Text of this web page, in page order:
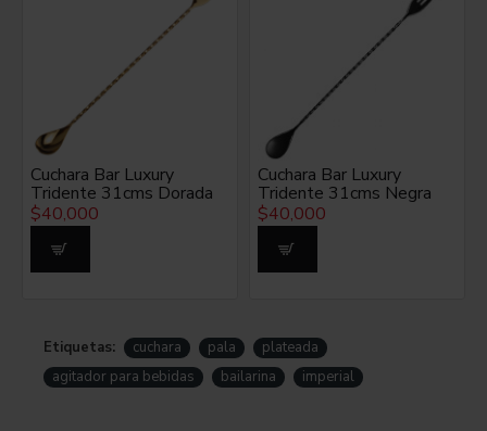
Acero inoxidable.
COLOR
PLateada.
MEDIDAS
Largo: 27.5 cms
Aproximado
Cuchara Bar Luxury
Tridente 31cms Dorada
$40,000
Cuchara Bar Luxury
Tridente 31cms Negra
$40,000
Etiquetas: cuchara pala
plateada
agitador para bebidas
bailarina imperial